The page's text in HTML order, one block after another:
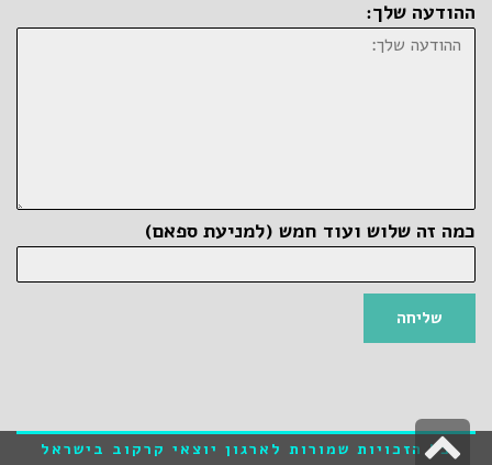
ההודעה שלך:
כמה זה שלוש ועוד חמש (למניעת ספאם)
שליחה
כל הזכויות שמורות לארגון יוצאי קרקוב בישראל
גלילה